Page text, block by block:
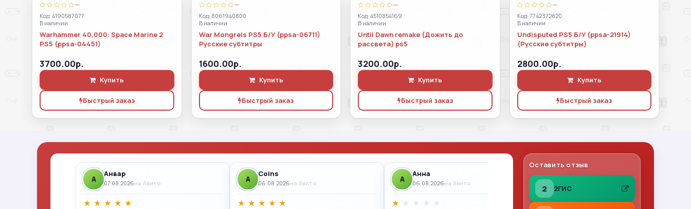
—
Код: 4190587077
В наличии
Warhammer 40,000: Space Marine 2
PS5 (ppsa-04451)
3700.00р.
Купить
Быстрый заказ
—
Код: 8061940800
В наличии
War Mongrels PS5 Б/У (ppsa-06711)
Русские субтитры
1600.00р.
Купить
Быстрый заказ
—
Код: 4510854169
В наличии
Until Dawn remake (Дожить до
рассвета) ps5
3200.00р.
Купить
Быстрый заказ
—
Код: 7742372820
В наличии
Undisputed PS5 Б/У (ppsa-21914)
(Русские субтитры)
2800.00р.
Купить
Быстрый заказ
A
Анвар
07.08.2026на Авито
★ ★ ★ ★ ★
A
Coins
06.08.2026на Авито
★ ★ ★ ★ ★
A
Анна
06.08.2026на Авито
★ ★ ★ ★ ★
Владимир Леонов
★ ★ ★ ★ ★
Оставить отзыв
2 2ГИС